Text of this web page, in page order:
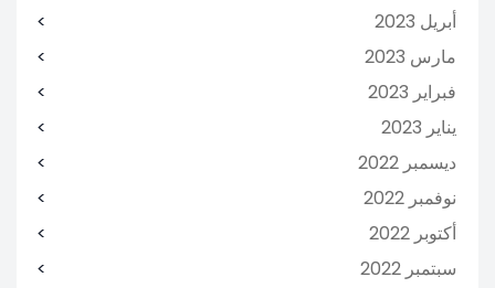
أبريل 2023
مارس 2023
فبراير 2023
يناير 2023
ديسمبر 2022
نوفمبر 2022
أكتوبر 2022
سبتمبر 2022